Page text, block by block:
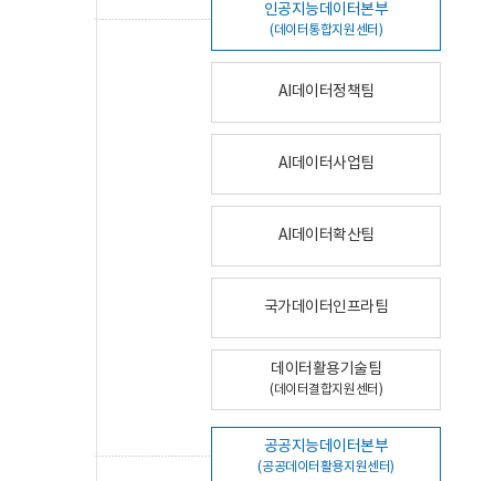
인공지능데이터본부
(데이터통합지원센터)
AI데이터정책팀
AI데이터사업팀
AI데이터확산팀
국가데이터인프라팀
데이터활용기술팀
(데이터결합지원센터)
공공지능데이터본부
(공공데이터활용지원센터)